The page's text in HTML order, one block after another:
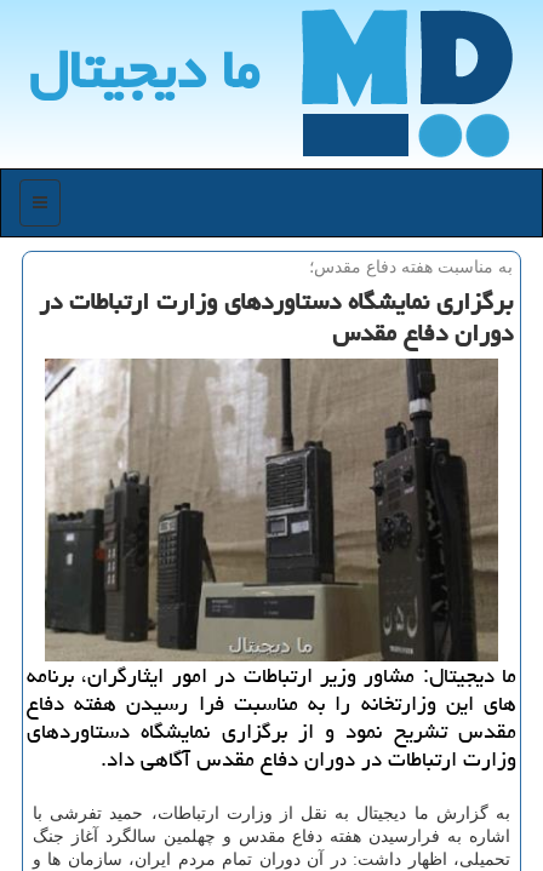
ما دیجیتال
منو
به مناسبت هفته دفاع مقدس؛
برگزاری نمایشگاه دستاوردهای وزارت ارتباطات در
دوران دفاع مقدس
ما دیجیتال: مشاور وزیر ارتباطات در امور ایثارگران، برنامه
های این وزارتخانه را به مناسبت فرا رسیدن هفته دفاع
مقدس تشریح نمود و از برگزاری نمایشگاه دستاوردهای
وزارت ارتباطات در دوران دفاع مقدس آگاهی داد.
به گزارش ما دیجیتال به نقل از وزارت ارتباطات، حمید تفرشی با
اشاره به فرارسیدن هفته دفاع مقدس و چهلمین سالگرد آغاز جنگ
تحمیلی، اظهار داشت: در آن دوران تمام مردم ایران، سازمان ها و